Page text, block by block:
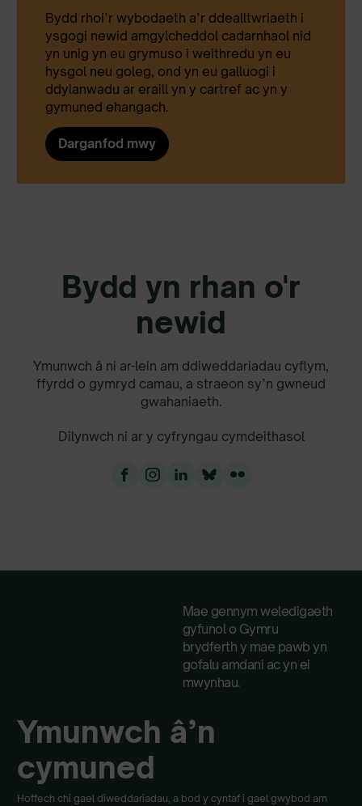
Bydd rhoi’r wybodaeth a’r ddealltwriaeth i
ysgogi newid amgylcheddol cadarnhaol nid
yn unig yn eu grymuso i weithredu yn eu
hysgol neu goleg, ond yn eu galluogi i
ddylanwadu ar eraill yn y cartref ac yn y
gymuned ehangach.
Darganfod mwy
Bydd yn rhan o'r
newid
Ymunwch â ni ar-lein am ddiweddariadau cyflym,
ffyrdd o gymryd camau, a straeon sy’n gwneud
gwahaniaeth.
Dilynwch ni ar y cyfryngau cymdeithasol
Mae gennym weledigaeth
gyfunol o Gymru
brydferth y mae pawb yn
gofalu amdani ac yn ei
mwynhau.
Ymunwch â’n
cymuned
Hoffech chi gael diweddariadau, a bod y cyntaf i gael gwybod am